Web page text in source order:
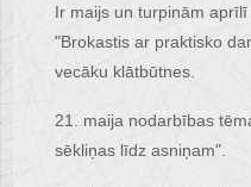
Ir maijs un turpinām
"Brokastis ar praktisko
vecāku klātbūtnes.
21. maija nodarbības
sēkliņas līdz asniņam".